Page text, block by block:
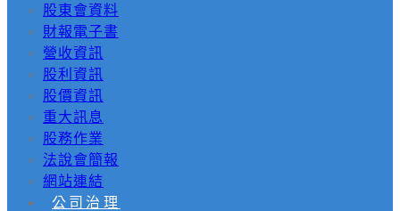
股東會資料
財報電子書
營收資訊
股利資訊
股價資訊
重大訊息
股務作業
法說會簡報
網站連結
公司治理